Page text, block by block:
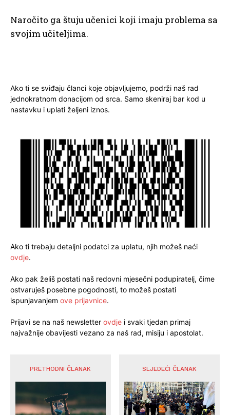
Naročito ga štuju učenici koji imaju problema sa
svojim učiteljima.
Ako ti se sviđaju članci koje objavljujemo, podrži naš rad
jednokratnom donacijom od srca. Samo skeniraj bar kod u
nastavku i uplati željeni iznos.
Ako ti trebaju detaljni podatci za uplatu, njih možeš naći
ovdje.
Ako pak želiš postati naš redovni mjesečni podupiratelj, čime
ostvaruješ posebne pogodnosti, to možeš postati
ispunjavanjem ove prijavnice.
Prijavi se na naš newsletter ovdje i svaki tjedan primaj
najvažnije obavijesti vezano za naš rad, misiju i apostolat.
PRETHODNI ČLANAK SLJEDEĆI ČLANAK